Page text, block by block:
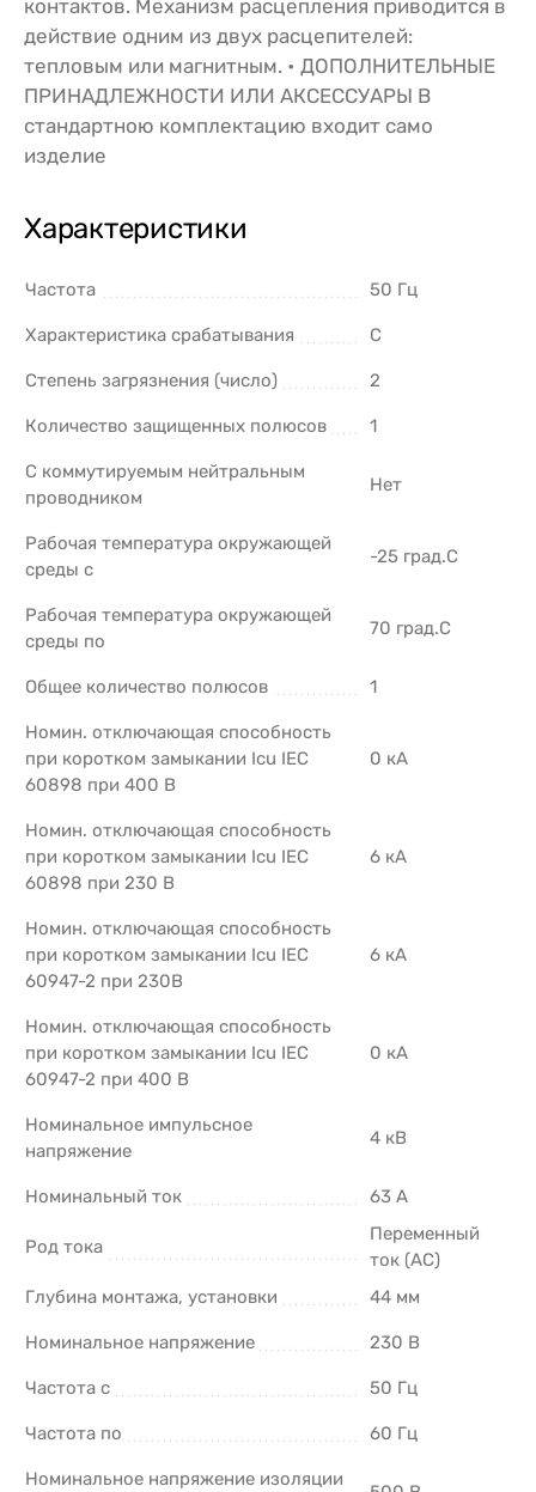
контактов. Механизм расцепления приводится в
действие одним из двух расцепителей:
тепловым или магнитным. • ДОПОЛНИТЕЛЬНЫЕ
ПРИНАДЛЕЖНОСТИ ИЛИ АКСЕССУАРЫ В
стандартною комплектацию входит само
изделие
Характеристики
Частота 50 Гц
Характеристика срабатывания C
Степень загрязнения (число) 2
Количество защищенных полюсов 1
С коммутируемым нейтральным
проводником
Нет
Рабочая температура окружающей
среды с
-25 град.C
Рабочая температура окружающей
среды по
70 град.C
Общее количество полюсов 1
Номин. отключающая способность
при коротком замыкании Icu IEC
60898 при 400 В
0 кА
Номин. отключающая способность
при коротком замыкании Icu IEC
60898 при 230 В
6 кА
Номин. отключающая способность
при коротком замыкании Icu IEC
60947-2 при 230В
6 кА
Номин. отключающая способность
при коротком замыкании Icu IEC
60947-2 при 400 В
0 кА
Номинальное импульсное
напряжение
4 кВ
Номинальный ток 63 А
Род тока
Переменный
ток (AC)
Глубина монтажа, установки
44 мм
Номинальное напряжение 230 В
Частота с 50 Гц
Частота по 60 Гц
Номинальное напряжение изоляции